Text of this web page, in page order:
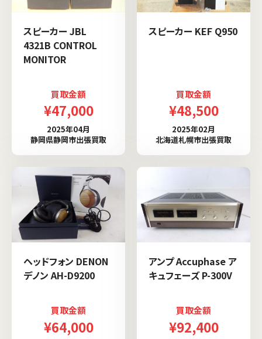
スピーカー JBL
4321B CONTROL
MONITOR
買取金額
¥47,000
2025年04月
静岡県静岡市出張買取
スピーカー KEF Q950
買取金額
¥48,500
2025年02月
北海道札幌市出張買取
ヘッドフォン DENON
デノン AH-D9200
買取金額
¥64,000
アンプ Accuphase ア
キュフェーズ P-300V
買取金額
¥92,400